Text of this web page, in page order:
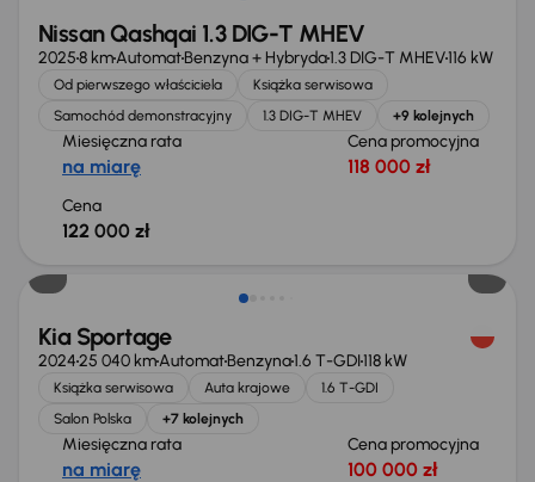
Nissan Qashqai 1.3 DIG-T MHEV
20258 kmAutomatBenzyna + Hybryda1.3 DIG-T MHEV116 kW
Od pierwszego właściciela
Książka serwisowa
Samochód demonstracyjny
1.3 DIG-T MHEV +9 kolejnych
Miesięczna rata
na miarę
Cena promocyjna
118 000 zł
Cena
122 000 zł
Kia Sportage
202425 040 kmAutomatBenzyna1.6 T-GDI118 kW
Książka serwisowa Auta krajowe
1.6 T-GDI
Salon Polska
+7 kolejnych
Miesięczna rata
na miarę
Cena promocyjna
100 000 zł